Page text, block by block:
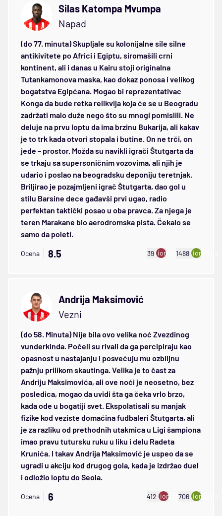
Silas Katompa Mvumpa
Napad
(do 77. minuta) Skupljale su kolonijalne sile silne
antikivitete po Africi i Egiptu, siromašili crni
kontinent, ali i danas u Kairu stoji originalna
Tutankamonova maska, kao dokaz ponosa i velikog
bogatstva Egipćana. Mogao bi reprezentativac
Konga da bude retka relikvija koja će se u Beogradu
zadržati malo duže nego što su mnogi pomislili. Ne
deluje na prvu loptu da ima brzinu Bukarija, ali kakav
je to trk kada otvori stopala i butine. On ne trči, on
jede – prostor. Možda su navikli igrači Štutgarta da
se trkaju sa supersoničnim vozovima, ali njih je
udario i poslao na beogradsku deponiju teretnjak.
Briljirao je pozajmljeni igrač Štutgarta, dao gol u
stilu Barsine dece gađavši prvi ugao, radio
perfektan taktički posao u oba pravca. Za njega je
teren Marakane bio aerodromska pista. Čekalo se
samo da poleti.
Ocena 8.5 39 ion:minus
1488 ion:plus
Andrija Maksimović
Vezni
(do 58. Minuta) Nije bila ovo velika noć Zvezdinog
vunderkinda. Počeli su rivali da ga percipiraju kao
opasnost u nastajanju i posvećuju mu ozbiljnu
pažnju prilikom skautinga. Velika je to čast za
Andriju Maksimovića, ali ove noći je neosetno, bez
posledica, mogao da uvidi šta ga čeka vrlo brzo,
kada ode u bogatiji svet. Ekspolatisali su manjak
fizike kod veziste domaćina fudbaleri Štutgarta, ali
je za razliku od prethodnih utakmica u Ligi šampiona
imao pravu tutursku ruku u liku i delu Radeta
Krunića. I takav Andrija Maksimović je uspeo da se
ugradi u akciju kod drugog gola, kada je izdržao duel
i odložio loptu do Seola.
Ocena 6 412 ion:minus
706 ion:plus